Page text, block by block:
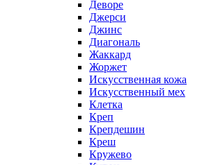
Деворе
Джерси
Джинс
Диагональ
Жаккард
Жоржет
Искусственная кожа
Искусственный мех
Клетка
Креп
Крепдешин
Креш
Кружево